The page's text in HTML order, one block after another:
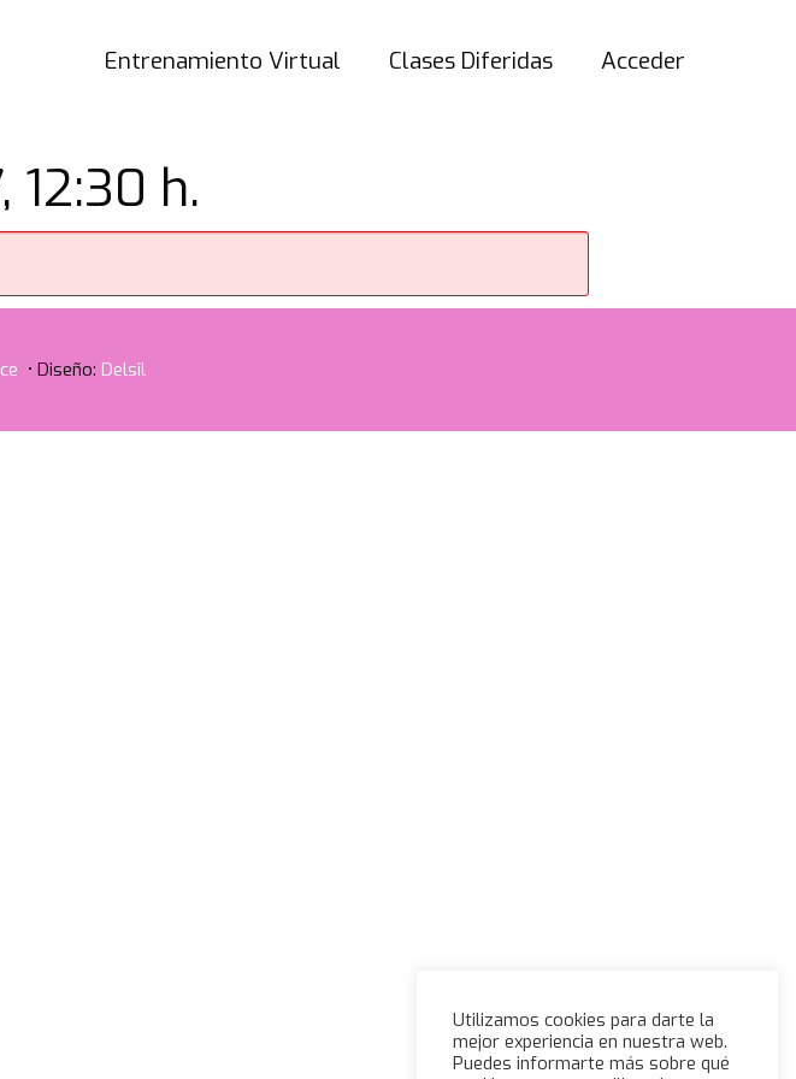
Entrenamiento Virtual Clases Diferidas Acceder
12:30 h.
• Diseño: Delsil
Utilizamos cookies para darte la
mejor experiencia en nuestra web.
Puedes informarte más sobre qué